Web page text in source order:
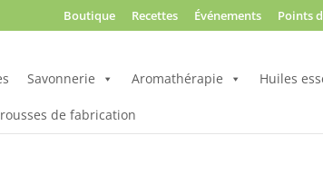
Boutique Recettes Événements Points
Savonnerie Aromathérapie Huiles
de fabrication